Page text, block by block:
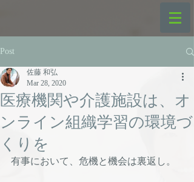
Post
医療機関や介護施設は、オ
ンライン組織学習の環境づ
くりを
佐藤 和弘
Mar 28, 2020
有事において、危機と機会は裏返し。